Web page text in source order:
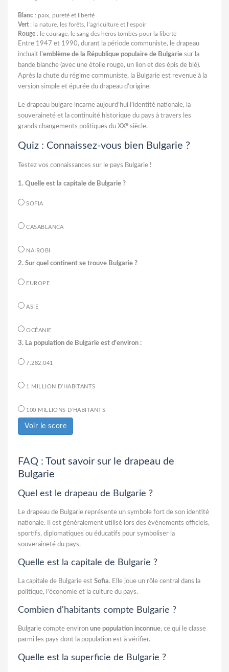
Blanc : paix, pureté et liberté
Vert: la nature, les forêts, l’agriculture et l’espoir
Rouge : le courage, le sang des héros tombés pour la liberté
Entre 1947 et 1990, durant la période communiste, le drapeau
incluait l’emblème de la République populaire de Bulgarie sur la
bande blanche (avec une étoile rouge, un lion et des épis de blé).
Après la chute du régime communiste, la Bulgarie est revenue à la
version simple et épurée du drapeau d’origine.
Le drapeau bulgare incarne aujourd’hui l’identité nationale, la
souveraineté et la continuité historique du pays à travers les
grands changements politiques du XXe siècle.
Quiz : Connaissez-vous bien Bulgarie ?
Testez vos connaissances sur le pays Bulgarie !
1. Quelle est la capitale de Bulgarie ?
SOFIA
CASABLANCA
NAIROBI
2. Sur quel continent se trouve Bulgarie ?
EUROPE
ASIE
OCÉANIE
3. La population de Bulgarie est d’environ :
7.282.041
1 MILLION D’HABITANTS
100 MILLIONS D’HABITANTS
Voir le score
FAQ : Tout savoir sur le drapeau de
Bulgarie
Quel est le drapeau de Bulgarie ?
Le drapeau de Bulgarie représente un symbole fort de son identité
nationale. Il est généralement utilisé lors des événements officiels,
sportifs, diplomatiques ou éducatifs pour symboliser la
souveraineté du pays.
Quelle est la capitale de Bulgarie ?
La capitale de Bulgarie est Sofia. Elle joue un rôle central dans la
politique, l'économie et la culture du pays.
Combien d'habitants compte Bulgarie ?
Bulgarie compte environ une population inconnue, ce qui le classe
parmi les pays dont la population est à vérifier.
Quelle est la superficie de Bulgarie ?